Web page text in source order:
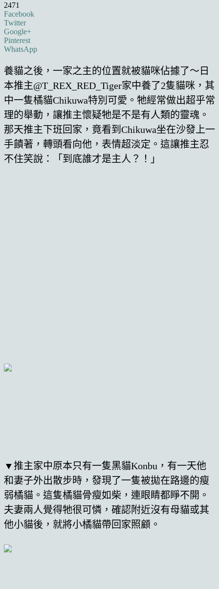
2471
Facebook
Twitter
Google+
Pinterest
WhatsApp
養貓之後，一家之主的位置就被貓咪佔據了～日
本推主@T_REX_RED_Tiger家中養了2隻貓咪，其
中一隻橘貓Chikuwa特別可愛。牠經常做出超乎常
理的舉動，讓推主懷疑牠是不是有人類的靈魂。
那天推主下班回家，竟看到Chikuwa坐在沙發上一
手饋著，轉頭看向他，表情超淡定。這讓推主忍
不住笑說：「到底誰才是主人？！」
▼推主家中原本只有一隻黑貓Konbu，有一天他
和妻子外出散步時，發現了一隻被拋在路邊的瘦
弱橘貓。這隻橘貓骨瘦如柴，連眼睛都睜不開。
夫妻兩人覺得牠很可憐，確認附近沒有母貓或其
他小貓後，就將小橘貓帶回家照顧。